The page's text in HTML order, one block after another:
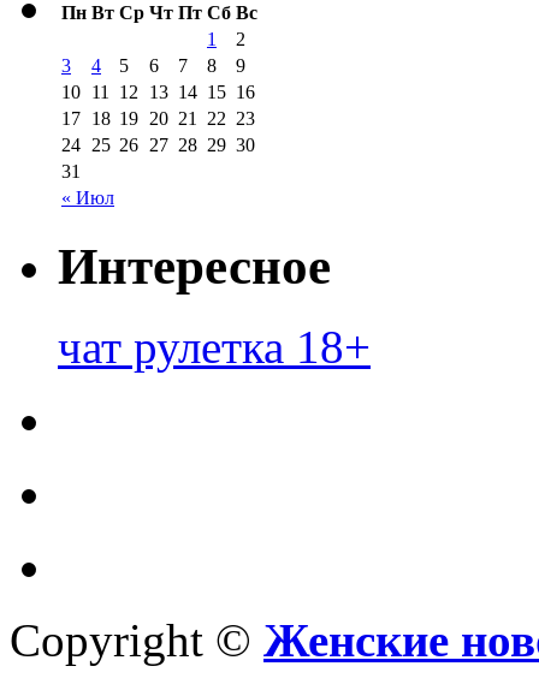
Пн Вт Ср Чт Пт Сб Вс
« Июл
1
2
3
4 5 6 7 8
9
10 11 12 13 14 15 16
17 18 19 20 21 22 23
24 25 26 27 28 29 30
31
Интересное
чат рулетка 18+
Copyright © Женские